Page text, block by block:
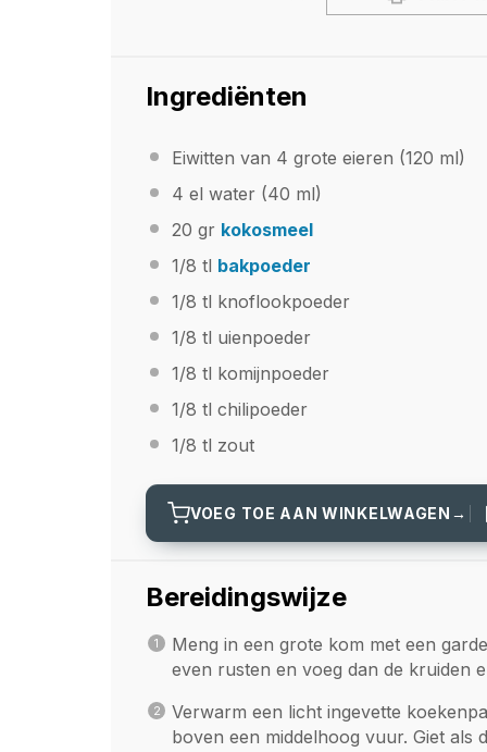
Ingrediënten
Eiwitten van 4 grote eieren (120 ml)
4 el water (40 ml)
20 gr kokosmeel
1/8 tl bakpoeder
1/8 tl knoflookpoeder
1/8 tl uienpoeder
1/8 tl komijnpoeder
1/8 tl chilipoeder
1/8 tl zout
VOEG TOE AAN WINKELWAGEN →
Bereidingswijze
Meng in een grote kom met een
even rusten en voeg dan de kruiden
Verwarm een licht ingevette
boven een middelhoog vuur. Giet als